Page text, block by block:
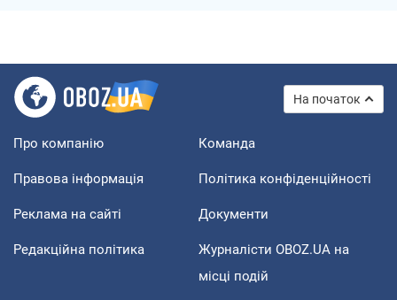
На початок
Про компанію Команда
Правова інформація Політика конфіденційності
Реклама на сайті Документи
Редакційна політика
Журналісти OBOZ.UA на
місці подій